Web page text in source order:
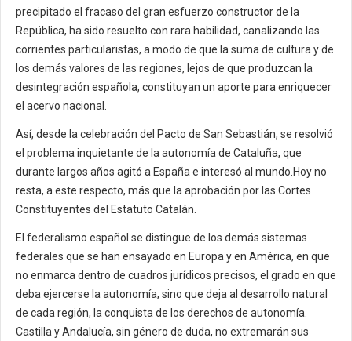
precipitado el fracaso del gran esfuerzo constructor de la
República, ha sido resuelto con rara habilidad, canalizando las
corrientes particularistas, a modo de que la suma de cultura y de
los demás valores de las regiones, lejos de que produzcan la
desintegración española, constituyan un aporte para enriquecer
el acervo nacional.
Así, desde la celebración del Pacto de San Sebastián, se resolvió
el problema inquietante de la autonomía de Cataluña, que
durante largos años agitó a España e interesó al mundo.Hoy no
resta, a este respecto, más que la aprobación por las Cortes
Constituyentes del Estatuto Catalán.
El federalismo español se distingue de los demás sistemas
federales que se han ensayado en Europa y en América, en que
no enmarca dentro de cuadros jurídicos precisos, el grado en que
deba ejercerse la autonomía, sino que deja al desarrollo natural
de cada región, la conquista de los derechos de autonomía.
Castilla y Andalucía, sin género de duda, no extremarán sus